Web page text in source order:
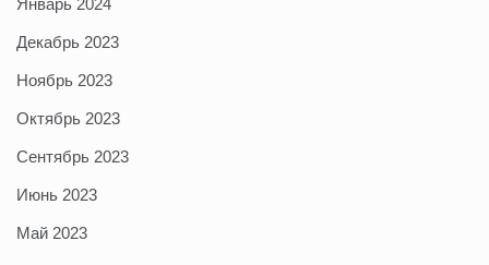
Январь 2024
Декабрь 2023
Ноябрь 2023
Октябрь 2023
Сентябрь 2023
Июнь 2023
Май 2023